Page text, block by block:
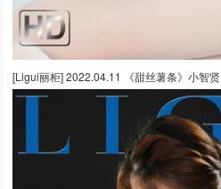
[Ligui丽柜] 2022.04.11 《甜丝薯条》小智贤